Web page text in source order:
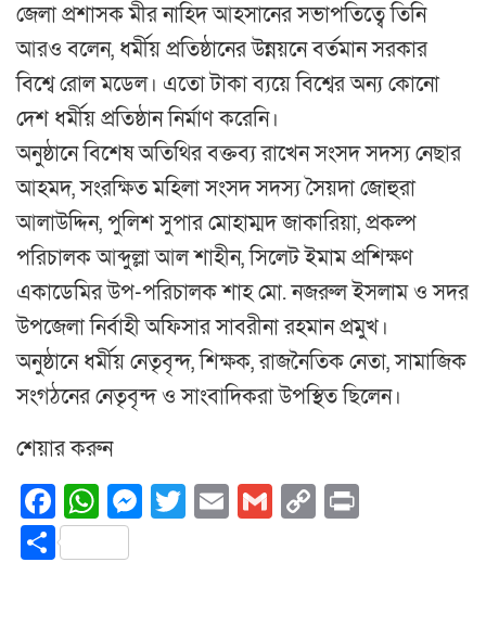
জেলা প্রশাসক মীর নাহিদ আহসানের সভাপতিত্বে তিনি
আরও বলেন, ধর্মীয় প্রতিষ্ঠানের উন্নয়নে বর্তমান সরকার
বিশ্বে রোল মডেল। এতো টাকা ব্যয়ে বিশ্বের অন্য কোনো
দেশ ধর্মীয় প্রতিষ্ঠান নির্মাণ করেনি।
অনুষ্ঠানে বিশেষ অতিথির বক্তব্য রাখেন সংসদ সদস্য নেছার
আহমদ, সংরক্ষিত মহিলা সংসদ সদস্য সৈয়দা জোহুরা
আলাউদ্দিন, পুলিশ সুপার মোহাম্মদ জাকারিয়া, প্রকল্প
পরিচালক আব্দুল্লা আল শাহীন, সিলেট ইমাম প্রশিক্ষণ
একাডেমির উপ-পরিচালক শাহ মো. নজরুল ইসলাম ও সদর
উপজেলা নির্বাহী অফিসার সাবরীনা রহমান প্রমুখ।
অনুষ্ঠানে ধর্মীয় নেতৃবৃন্দ, শিক্ষক, রাজনৈতিক নেতা, সামাজিক
সংগঠনের নেতৃবৃন্দ ও সাংবাদিকরা উপস্থিত ছিলেন।
শেয়ার করুন
Facebook
WhatsApp
Messenger
Twitter
EmailGmail
Copy
Share